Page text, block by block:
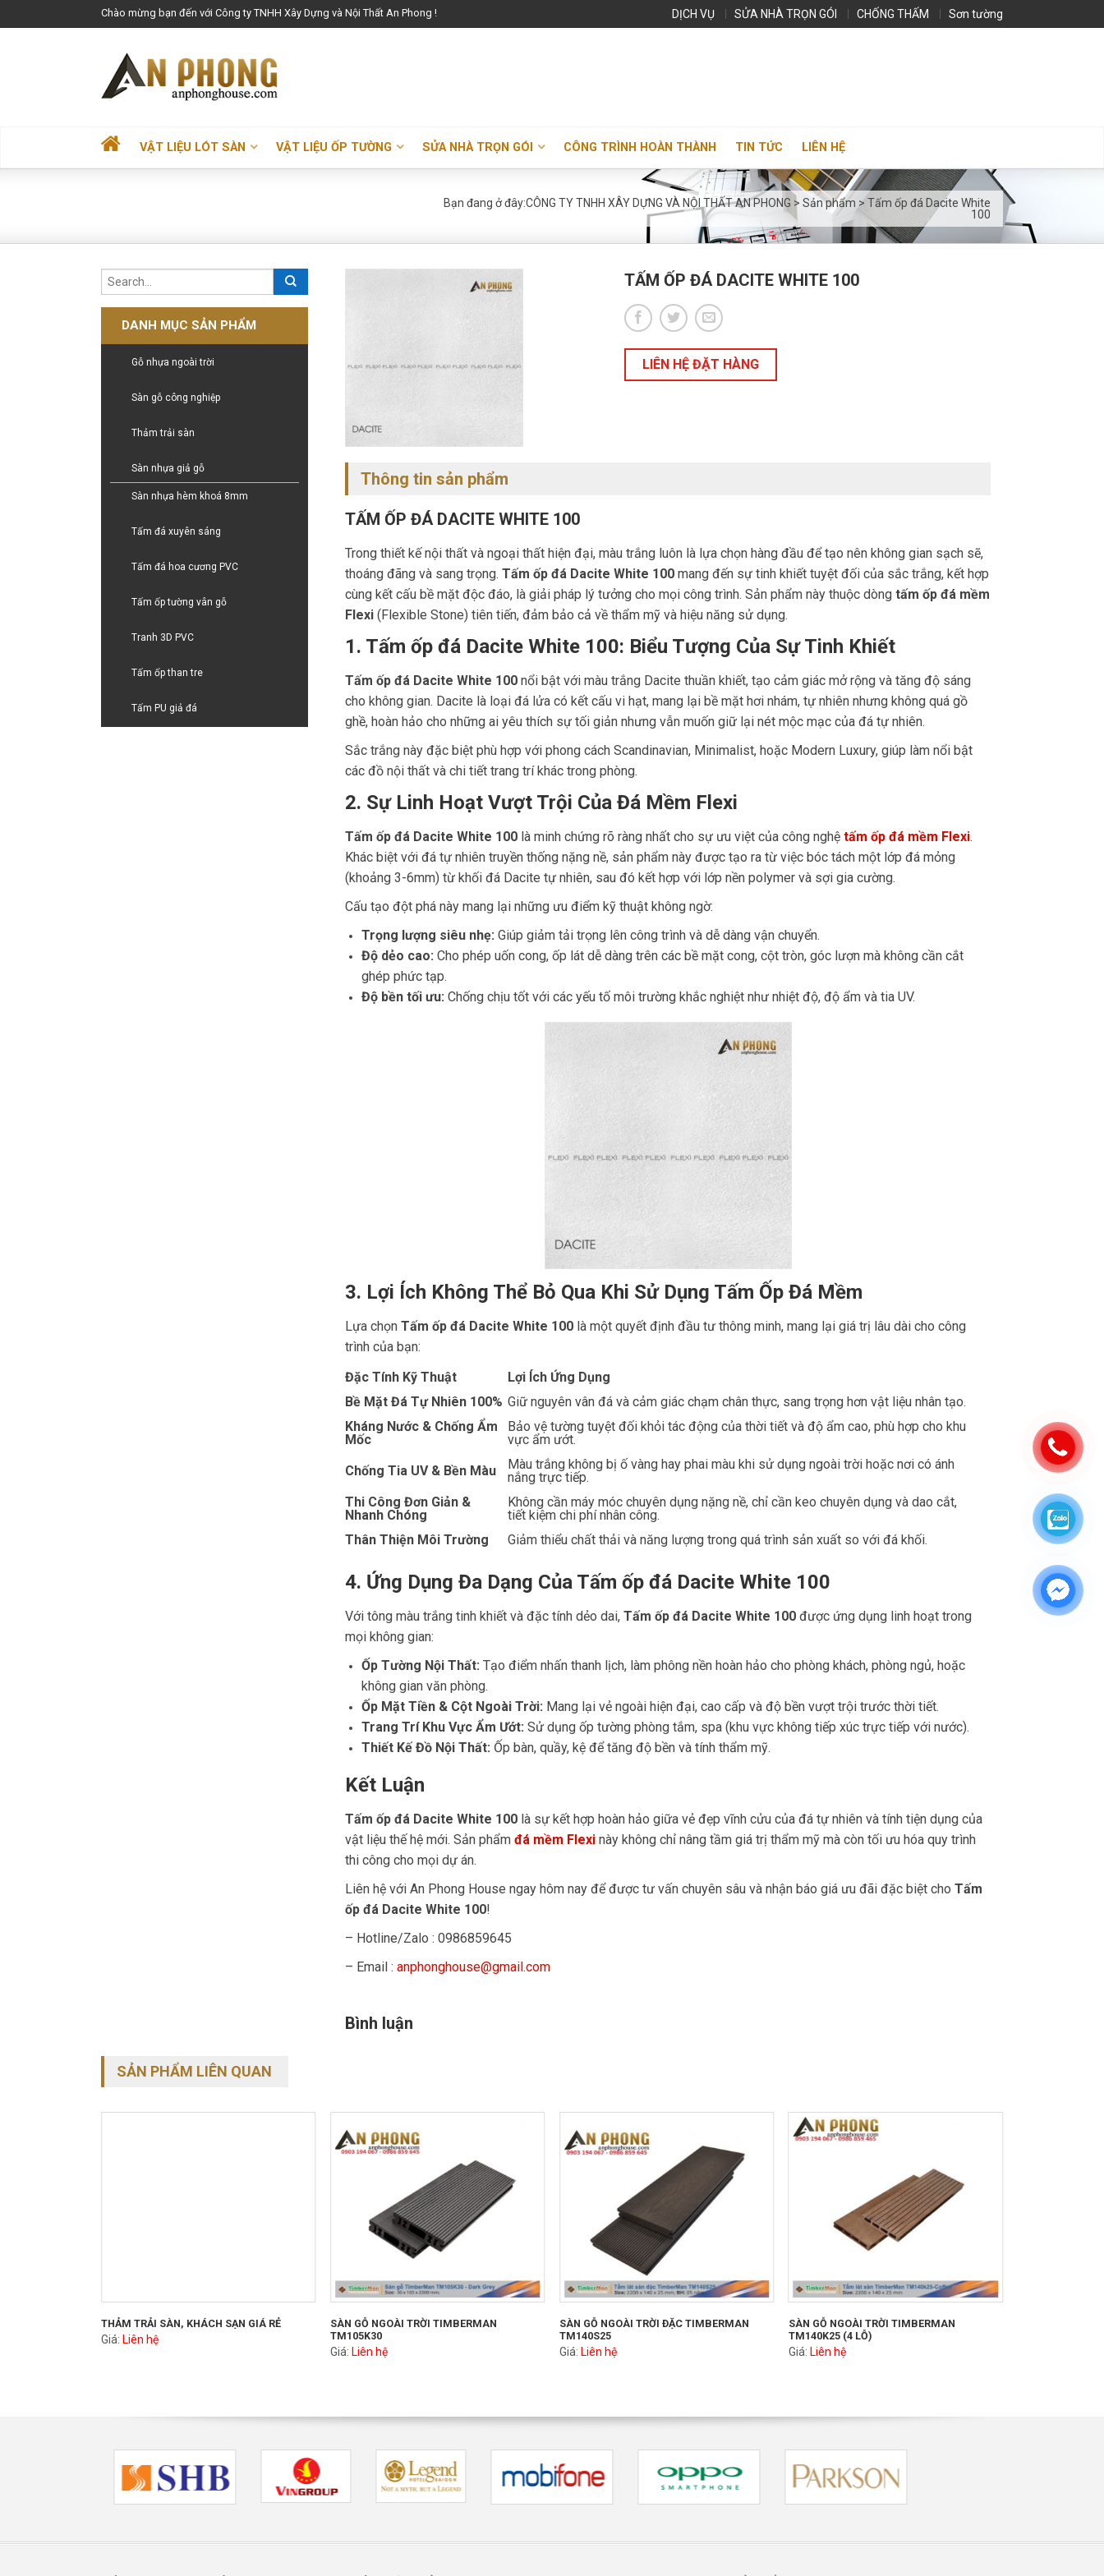
Chào mừng bạn đến với Công ty TNHH Xây Dựng và Nội Thất An Phong ! DỊCH VỤ SỬA NHÀ TRỌN GÓI CHỐNG THẤM Sơn tường
VẬT LIỆU LÓT SÀN VẬT LIỆU ỐP TƯỜNG SỬA NHÀ TRỌN GÓI CÔNG TRÌNH HOÀN THÀNH TIN TỨC LIÊN HỆ
Bạn đang ở đây:CÔNG TY TNHH XÂY DỰNG VÀ NỘI THẤT AN PHONG > Sản phẩm > Tấm ốp đá Dacite White
100
TẤM ỐP ĐÁ DACITE WHITE 100
LIÊN HỆ ĐẶT HÀNG
Thông tin sản phẩm
TẤM ỐP ĐÁ DACITE WHITE 100
Trong thiết kế nội thất và ngoại thất hiện đại, màu trắng luôn là lựa chọn hàng đầu để tạo nên không gian sạch sẽ,
thoáng đãng và sang trọng. Tấm ốp đá Dacite White 100 mang đến sự tinh khiết tuyệt đối của sắc trắng, kết hợp
cùng kết cấu bề mặt độc đáo, là giải pháp lý tưởng cho mọi công trình. Sản phẩm này thuộc dòng tấm ốp đá mềm
Flexi (Flexible Stone) tiên tiến, đảm bảo cả về thẩm mỹ và hiệu năng sử dụng.
1. Tấm ốp đá Dacite White 100: Biểu Tượng Của Sự Tinh Khiết
Tấm ốp đá Dacite White 100 nổi bật với màu trắng Dacite thuần khiết, tạo cảm giác mở rộng và tăng độ sáng
cho không gian. Dacite là loại đá lửa có kết cấu vi hạt, mang lại bề mặt hơi nhám, tự nhiên nhưng không quá gồ
ghề, hoàn hảo cho những ai yêu thích sự tối giản nhưng vẫn muốn giữ lại nét mộc mạc của đá tự nhiên.
Sắc trắng này đặc biệt phù hợp với phong cách Scandinavian, Minimalist, hoặc Modern Luxury, giúp làm nổi bật
các đồ nội thất và chi tiết trang trí khác trong phòng.
2. Sự Linh Hoạt Vượt Trội Của Đá Mềm Flexi
Tấm ốp đá Dacite White 100 là minh chứng rõ ràng nhất cho sự ưu việt của công nghệ tấm ốp đá mềm Flexi.
Khác biệt với đá tự nhiên truyền thống nặng nề, sản phẩm này được tạo ra từ việc bóc tách một lớp đá mỏng
(khoảng 3-6mm) từ khối đá Dacite tự nhiên, sau đó kết hợp với lớp nền polymer và sợi gia cường.
Cấu tạo đột phá này mang lại những ưu điểm kỹ thuật không ngờ:
Trọng lượng siêu nhẹ: Giúp giảm tải trọng lên công trình và dễ dàng vận chuyển.
Độ dẻo cao: Cho phép uốn cong, ốp lát dễ dàng trên các bề mặt cong, cột tròn, góc lượn mà không cần cắt
ghép phức tạp.
Độ bền tối ưu: Chống chịu tốt với các yếu tố môi trường khắc nghiệt như nhiệt độ, độ ẩm và tia UV.
3. Lợi Ích Không Thể Bỏ Qua Khi Sử Dụng Tấm Ốp Đá Mềm
Lựa chọn Tấm ốp đá Dacite White 100 là một quyết định đầu tư thông minh, mang lại giá trị lâu dài cho công
trình của bạn:
Đặc Tính Kỹ Thuật
Lợi Ích Ứng Dụng
Bề Mặt Đá Tự Nhiên 100% Giữ nguyên vân đá và cảm giác chạm chân thực, sang trọng hơn vật liệu nhân tạo.
Kháng Nước & Chống Ẩm
Mốc
Bảo vệ tường tuyệt đối khỏi tác động của thời tiết và độ ẩm cao, phù hợp cho khu
vực ẩm ướt.
Chống Tia UV & Bền Màu
Màu trắng không bị ố vàng hay phai màu khi sử dụng ngoài trời hoặc nơi có ánh
nắng trực tiếp.
Thi Công Đơn Giản &
Nhanh Chóng
Không cần máy móc chuyên dụng nặng nề, chỉ cần keo chuyên dụng và dao cắt,
tiết kiệm chi phí nhân công.
Thân Thiện Môi Trường
Giảm thiểu chất thải và năng lượng trong quá trình sản xuất so với đá khối.
4. Ứng Dụng Đa Dạng Của Tấm ốp đá Dacite White 100
Với tông màu trắng tinh khiết và đặc tính dẻo dai, Tấm ốp đá Dacite White 100 được ứng dụng linh hoạt trong
mọi không gian:
Ốp Tường Nội Thất: Tạo điểm nhấn thanh lịch, làm phông nền hoàn hảo cho phòng khách, phòng ngủ, hoặc
không gian văn phòng.
Ốp Mặt Tiền & Cột Ngoài Trời: Mang lại vẻ ngoài hiện đại, cao cấp và độ bền vượt trội trước thời tiết.
Trang Trí Khu Vực Ẩm Ướt: Sử dụng ốp tường phòng tắm, spa (khu vực không tiếp xúc trực tiếp với nước).
Thiết Kế Đồ Nội Thất: Ốp bàn, quầy, kệ để tăng độ bền và tính thẩm mỹ.
Kết Luận
Tấm ốp đá Dacite White 100 là sự kết hợp hoàn hảo giữa vẻ đẹp vĩnh cửu của đá tự nhiên và tính tiện dụng của
vật liệu thế hệ mới. Sản phẩm đá mềm Flexi này không chỉ nâng tầm giá trị thẩm mỹ mà còn tối ưu hóa quy trình
thi công cho mọi dự án.
Liên hệ với An Phong House ngay hôm nay để được tư vấn chuyên sâu và nhận báo giá ưu đãi đặc biệt cho Tấm
ốp đá Dacite White 100!
– Hotline/Zalo : 0986859645
– Email : anphonghouse@gmail.com
Bình luận
DANH MỤC SẢN PHẨM
Gỗ nhựa ngoài trời
Sàn gỗ công nghiệp
Thảm trải sàn
Sàn nhựa giả gỗ
Sàn nhựa hèm khoá 8mm
Tấm đá xuyên sáng
Tấm đá hoa cương PVC
Tấm ốp tường vân gỗ
Tranh 3D PVC
Tấm ốp than tre
Tấm PU giả đá
SẢN PHẨM LIÊN QUAN
THẢM TRẢI SÀN, KHÁCH SẠN GIÁ RẺ
Giá: Liên hệ
SÀN GỖ NGOÀI TRỜI TIMBERMAN
TM105K30
Giá: Liên hệ
SÀN GỖ NGOÀI TRỜI ĐẶC TIMBERMAN
TM140S25
Giá: Liên hệ
SÀN GỖ NGOÀI TRỜI TIMBERMAN
TM140K25 (4 LỖ)
Giá: Liên hệ